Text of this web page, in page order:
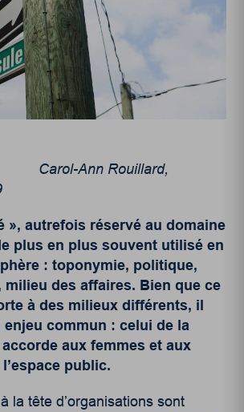
Carol-Ann Rouillard,
», autrefois réservé au domaine
plus en plus souvent utilisé en
: toponymie, politique,
milieu des affaires. Bien que ce
à des milieux différents, il
enjeu commun : celui de la
accorde aux femmes et aux
public.
la tête d’organisations sont